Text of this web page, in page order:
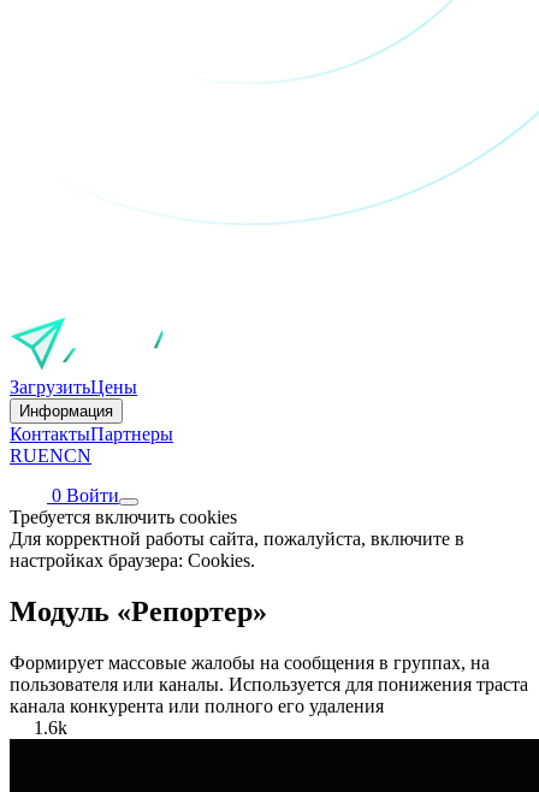
ЗагрузитьЦены
Информация
КонтактыПартнеры
RUENCN
0 Войти
Требуется включить cookies
Для корректной работы сайта, пожалуйста, включите в
настройках браузера: Cookies.
Модуль «Репортер»
Формирует массовые жалобы на сообщения в группах, на
пользователя или каналы. Используется для понижения траста
канала конкурента или полного его удаления
1.6k